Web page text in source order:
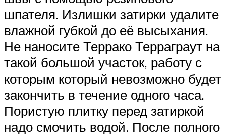
шпателя. Излишки затирки удалите
влажной губкой до её высыхания.
Не наносите Террако Терраграут на
такой большой участок, работу с
которым который невозможно будет
закончить в течение одного часа.
Пористую плитку перед затиркой
надо смочить водой. После полного